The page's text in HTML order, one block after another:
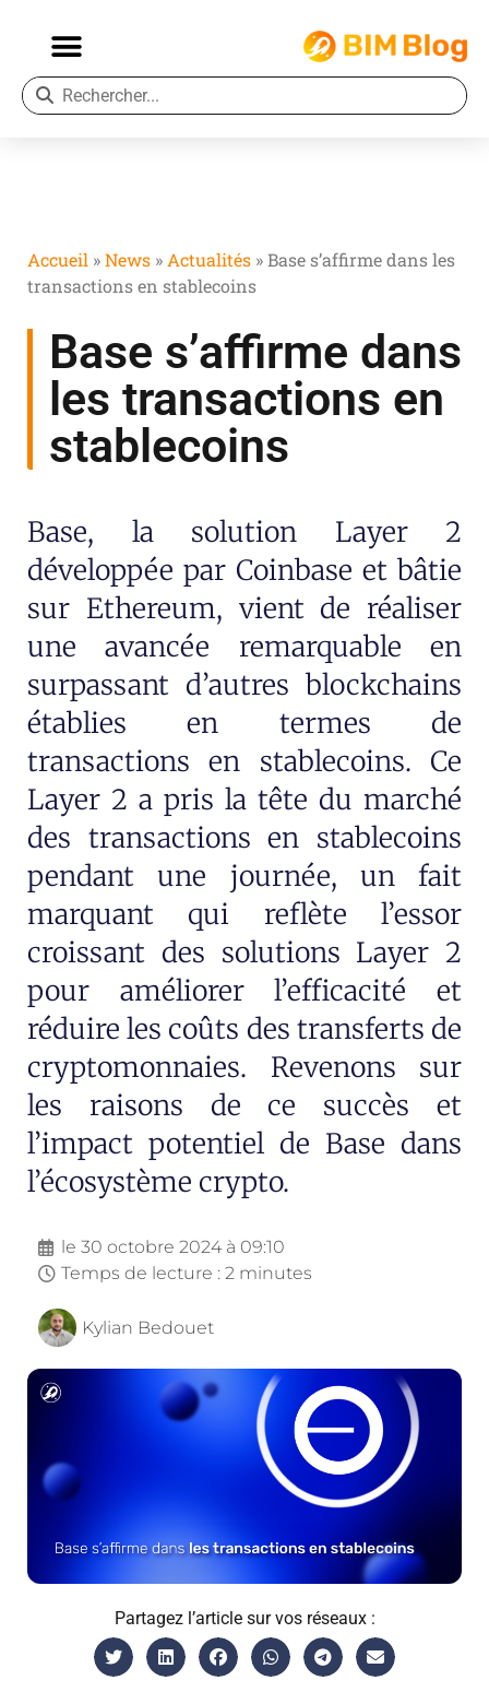
Accueil »News » Actualités »Base s’affirme dans les
transactions en stablecoins
Base s’affirme dans
les transactions en
stablecoins
Base, la solution Layer 2
développée par Coinbase et bâtie
sur Ethereum, vient de réaliser
une avancée remarquable en
surpassant d’autres blockchains
établies en termes de
transactions en stablecoins. Ce
Layer 2 a pris la tête du marché
des transactions en stablecoins
pendant une journée, un fait
marquant qui reflète l’essor
croissant des solutions Layer 2
pour améliorer l’efficacité et
réduire les coûts des transferts de
cryptomonnaies. Revenons sur
les raisons de ce succès et
l’impact potentiel de Base dans
l’écosystème crypto.
le 30 octobre 2024 à 09:10
Temps de lecture : 2 minutes
Kylian Bedouet
Partagez l’article sur vos réseaux :